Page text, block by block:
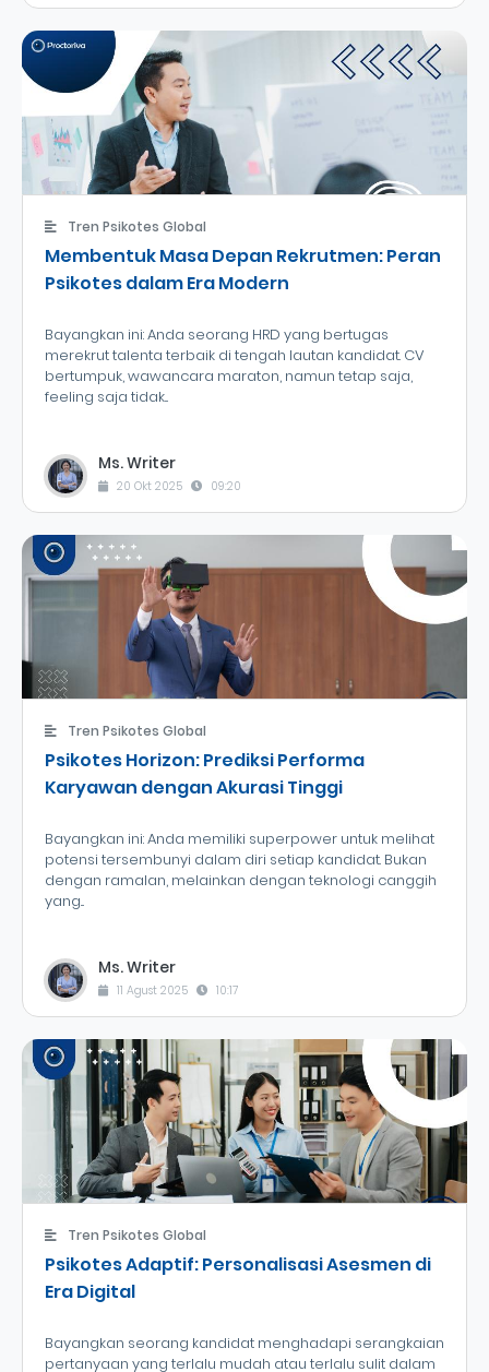
Tren Psikotes Global
Membentuk Masa Depan Rekrutmen: Peran
Psikotes dalam Era Modern
Bayangkan ini: Anda seorang HRD yang bertugas
merekrut talenta terbaik di tengah lautan kandidat. CV
bertumpuk, wawancara maraton, namun tetap saja,
feeling saja tidak...
Ms. Writer
20 Okt 2025 09:20
Tren Psikotes Global
Psikotes Horizon: Prediksi Performa
Karyawan dengan Akurasi Tinggi
Bayangkan ini: Anda memiliki superpower untuk melihat
potensi tersembunyi dalam diri setiap kandidat. Bukan
dengan ramalan, melainkan dengan teknologi canggih
yang...
Ms. Writer
11 Agust 2025 10:17
Tren Psikotes Global
Psikotes Adaptif: Personalisasi Asesmen di
Era Digital
Bayangkan seorang kandidat menghadapi serangkaian
pertanyaan yang terlalu mudah atau terlalu sulit dalam